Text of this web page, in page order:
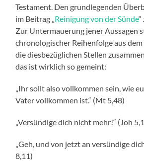
Testament. Den grundlegenden
im Beitrag „ Reinigung von der Sünde
Zur Untermauerung jener Aussagen
chronologischer Reihenfolge aus
die diesbezüglichen Stellen
das ist wirklich so gemeint:
„Ihr sollt also vollkommen sein, wie
Vater vollkommen ist.“ (Mt 5,48)
„Versündige dich nicht mehr!“ (Joh
„Geh, und von jetzt an versündige
8,11)